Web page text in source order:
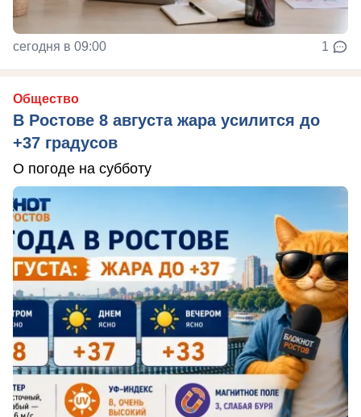
сегодня в 09:00 1
Общество
В Ростове 8 августа жара усилится до
+37 градусов
О погоде на субботу